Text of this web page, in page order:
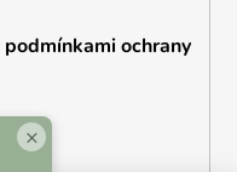
podmínkami ochrany
×